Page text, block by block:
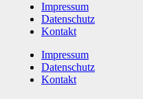
Impressum
Datenschutz
Kontakt
Impressum
Datenschutz
Kontakt